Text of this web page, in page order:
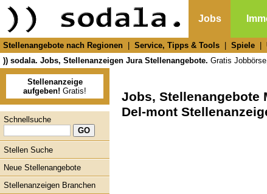
Jobs
Stellenangebote nach Regionen Service, Tipps & Tools Spiele
)) sodala. Jobs, Stellenanzeigen Jura Stellenangebote. Gratis
Stellenanzeige
aufgeben! Gratis!
Schnellsuche
Stellen Suche
Neue Stellenangebote
Stellenanzeigen Branchen
Jobs, Stellenangebote
Del-mont